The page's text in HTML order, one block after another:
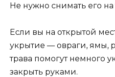
Не нужно снимать его на
Если вы на открытой
укрытие — овраги, ямы,
трава помогут немного
закрыть руками.